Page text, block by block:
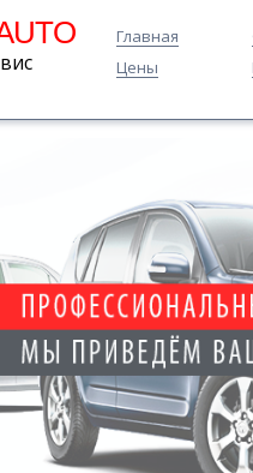
Главная
Цены